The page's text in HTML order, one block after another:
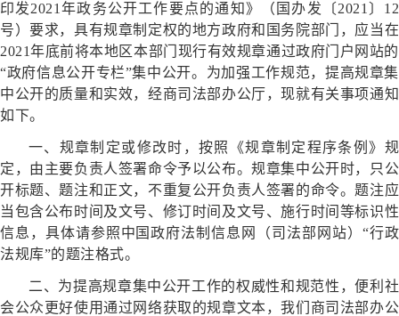
印发2021年政务公开工作要点的通知》（国办发〔2021〕12
号）要求，具有规章制定权的地方政府和国务院部门，应当在
2021年底前将本地区本部门现行有效规章通过政府门户网站的
“政府信息公开专栏”集中公开。为加强工作规范，提高规章集
中公开的质量和实效，经商司法部办公厅，现就有关事项通知
如下。
一、规章制定或修改时，按照《规章制定程序条例》规
定，由主要负责人签署命令予以公布。规章集中公开时，只公
开标题、题注和正文，不重复公开负责人签署的命令。题注应
当包含公布时间及文号、修订时间及文号、施行时间等标识性
信息，具体请参照中国政府法制信息网（司法部网站）“行政
法规库”的题注格式。
二、为提高规章集中公开工作的权威性和规范性，便利社
会公众更好使用通过网络获取的规章文本，我们商司法部办公